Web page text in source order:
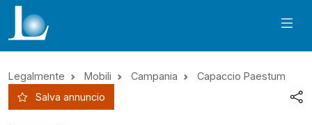
Legalmente Mobili Campania
Capaccio Paestum
Salva annuncio